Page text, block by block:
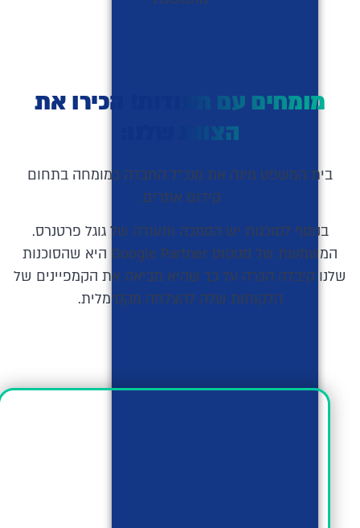
מומחים עם תעודות! הכירו את
הצוות שלנו:
בית המשפט מינה את מנכ"ל החברה כמומחה בתחום
קידום אתרים.
בנוסף לסוכנות יש הסמכה ותעודה של גוגל פרטנרס.
המשמעות של סטטוס Google Partner היא שהסוכנות
שלנו קיבלה הכרה על כך שהיא מביאה את הקמפיינים של
הלקוחות שלה להצלחה מקסימלית.